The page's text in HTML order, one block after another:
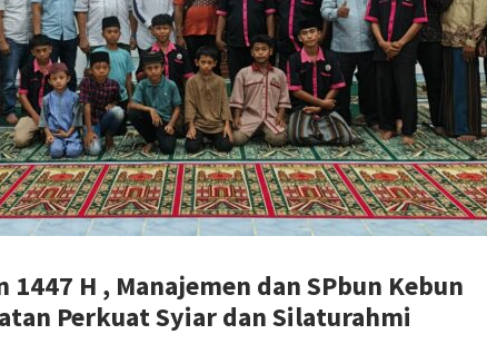
1447 H , Manajemen dan SPbun Kebun
Perkuat Syiar dan Silaturahmi